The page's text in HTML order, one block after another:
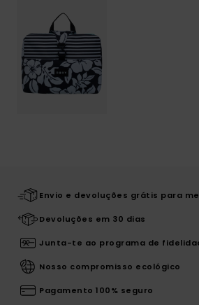
Envio e devoluções grátis para
Devoluções em 30 dias
Junta-te ao programa de
Nosso compromisso ecológico
Pagamento 100% seguro